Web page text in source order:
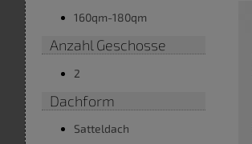
160qm-180qm
Anzahl Geschosse
2
Dachform
Satteldach